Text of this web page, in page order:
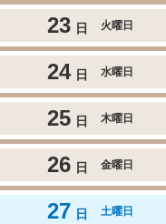
23 日 火曜日
24 日 水曜日
25 日 木曜日
26 日 金曜日
27 日 土曜日